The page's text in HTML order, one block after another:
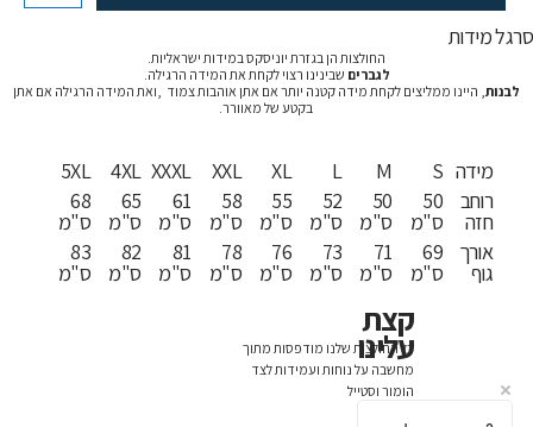
סרגל מידות
החולצות הן בגזרת יוניסקס במידות ישראליות.
לגברים שבינינו רצוי לקחת את המידה הרגילה.
לבנות, היינו ממליצים לקחת מידה קטנה יותר אם אתן אוהבות צמוד ,ואת המידה הרגילה אם אתן
בקטע של מאוורר.
5XL
68
ס"מ
83
ס"מ
4XL
65
ס"מ
82
ס"מ
XXXL
61
ס"מ
81
ס"מ
XXL
58
ס"מ
78
ס"מ
XL
55
ס"מ
76
ס"מ
L
52
ס"מ
73
ס"מ
M
50
ס"מ
71
ס"מ
S
50
ס"מ
69
ס"מ
מידה
רוחב
חזה
אורך
גוף
כל החולצות שלנו מודפסות מתוך
מחשבה על נוחות ועמידות לצד
הומור וסטייל
קצת
עלינו